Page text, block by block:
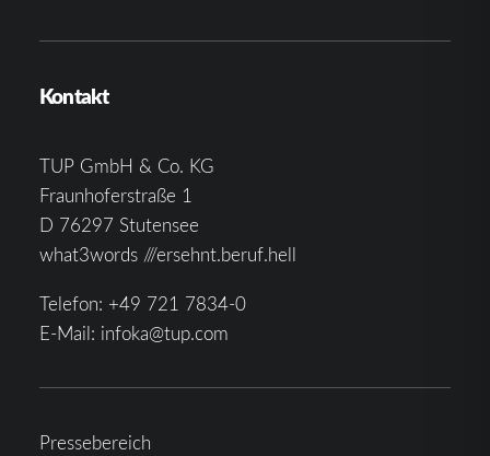
Kontakt
TUP GmbH & Co. KG
Fraunhoferstraße 1
D 76297 Stutensee
what3words ///ersehnt.beruf.hell
Telefon: +49 721 7834-0
E-Mail: infoka@tup.com
Pressebereich